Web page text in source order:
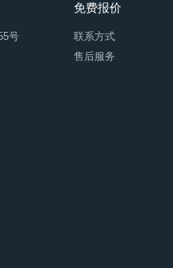
号
免费报价
联系方式
售后服务